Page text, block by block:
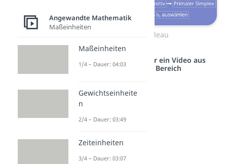
Simplex Tableau
Studyflix vernetzt: Hier ein Video aus
einem anderen Bereich
Angewandte Mathematik
Maßeinheiten
Maßeinheiten
1/4 – Dauer: 04:03
Gewichtseinheite
n
2/4 – Dauer: 03:49
Zeiteinheiten
3/4 – Dauer: 03:07